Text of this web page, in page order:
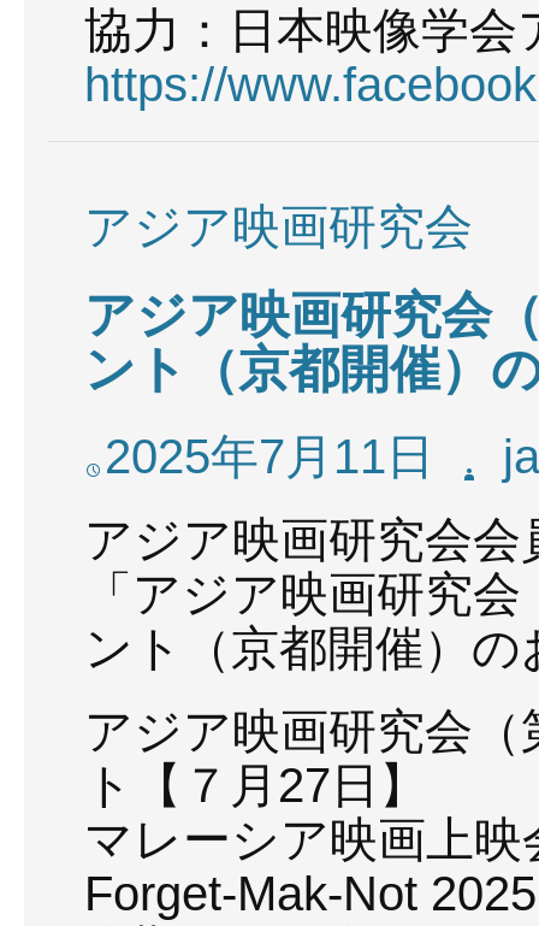
協力：日本映像学
https://
アジア映画研究会
アジア映画研究会
ント（京都開催）
2025年7月11日
アジア映画研究会
「アジア映画研究
ント（京都開催）
アジア映画研究会
ト【７月27日】
マレーシア映画上
Forget-Mak-Not 2025